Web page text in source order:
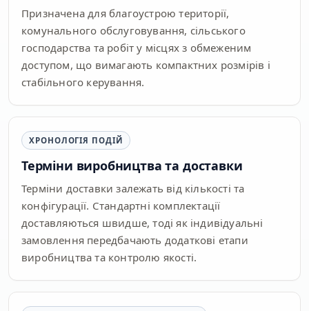
Призначена для благоустрою території,
комунального обслуговування, сільського
господарства та робіт у місцях з обмеженим
доступом, що вимагають компактних розмірів і
стабільного керування.
ХРОНОЛОГІЯ ПОДІЙ
Терміни виробництва та доставки
Терміни доставки залежать від кількості та
конфігурації. Стандартні комплектації
доставляються швидше, тоді як індивідуальні
замовлення передбачають додаткові етапи
виробництва та контролю якості.